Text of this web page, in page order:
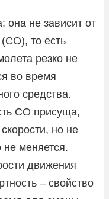
она не зависит от
то есть
резко не
во время
средства.
СО присуща,
но не
не меняется.
движения
– свойство